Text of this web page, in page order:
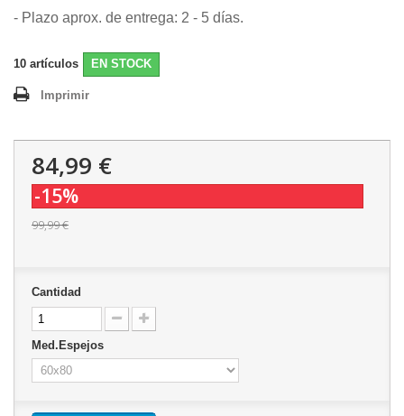
- Plazo aprox. de entrega: 2 - 5 días.
10 artículos EN STOCK
Imprimir
84,99 €
-15%
99,99 €
Cantidad
Med.Espejos